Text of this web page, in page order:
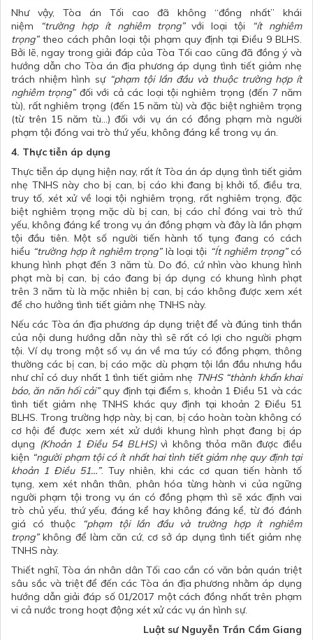
Như vậy, Tòa án Tối cao đã không “đồng nhất” khái
niệm
“trường hợp ít nghiêm trọng”với loại tội
“ít nghiêm
trọng”theo cách phân loại tội phạm quy định tại Điều 9 BLHS.
Bởi lẽ, ngay trong giải đáp của Tòa Tối cao cũng đã đồng ý và
hướng dẫn cho Tòa án địa phương áp dụng tình tiết giảm nhẹ
trách nhiệm hình sự “phạm tội lần đầu và thuộc trường hợp ít
nghiêm trọng” đối với cả các loại tội nghiêm trọng (đến 7 năm
tù), rất nghiêm trọng (đến 15 năm tù) và đặc biệt nghiêm trọng
(từ trên 15 năm tù…) đối với vụ án có đồng phạm mà người
phạm tội đóng vai trò thứ yếu, không đáng kể trong vụ án.
4. Thực tiễn áp dụng
Thực tiễn áp dụng hiện nay, rất ít Tòa án áp dụng tình tiết giảm
nhẹ TNHS này cho bị can, bị cáo khi đang bị khởi tố, điều tra,
truy tố, xét xử về loại tội nghiêm trọng, rất nghiêm trọng, đặc
biệt nghiêm trọng mặc dù bị can, bị cáo chỉ đóng vai trò thứ
yếu, không đáng kể trong vụ án đồng phạm và đây là lần phạm
tội đầu tiên. Một số người tiến hành tố tụng đang có cách
hiểu “trường hợp ít nghiêm trọng”là loại tội “Ít nghiêm trọng”có
khung hình phạt đến 3 năm tù. Do đó, cứ nhìn vào khung hình
phạt mà bị can, bị cáo đang bị áp dụng có khung hình phạt
trên 3 năm tù là mặc nhiên bị can, bị cáo không được xem xét
để cho hưởng tình tiết giảm nhẹ TNHS này.
Nếu các Tòa án địa phương áp dụng triệt để và đúng tinh thần
của nội dung hướng dẫn này thì sẽ rất có lợi cho người phạm
tội. Ví dụ trong một số vụ án về ma túy có đồng phạm, thông
thường các bị can, bị cáo mặc dù phạm tội lần đầu nhưng hầu
như chỉ có duy nhất 1 tình tiết giảm nhẹ TNHS “thành khẩn khai
báo, ăn năn hối cải”quy định tại điểm s, khoản 1 Điều 51 và các
tình tiết giảm nhẹ TNHS khác quy định tại khoản 2 Điều 51
BLHS. Trong trường hợp này, bị can, bị cáo hoàn toàn không có
cơ hội để được xem xét xử dưới khung hình phạt đang bị áp
dụng (Khoản 1 Điều 54 BLHS)vì không thỏa mãn được điều
kiện “người phạm tội có ít nhất hai tình tiết giảm nhẹ quy định tại
khoản 1 Điều 51…”. Tuy nhiên, khi các cơ quan tiến hành tố
tụng, xem xét nhân thân, phân hóa từng hành vi của ngững
người phạm tội trong vụ án có đồng phạm thì sẽ xác định vai
trò chủ yếu, thứ yếu, đáng kể hay không đáng kể, từ đó đánh
giá có thuộc
“phạm tội lần đầu và trường hợp ít nghiêm
trọng”không để làm căn cứ, cơ sở áp dụng tình tiết giảm nhẹ
TNHS này.
Thiết nghĩ, Tòa án nhân dân Tối cao cần có văn bản quán triệt
sâu sắc và triệt để đến các Tòa án địa phương nhằm áp dụng
hướng dẫn giải đáp số 01/2017 một cách đồng nhất trên phạm
vi cả nước trong hoạt động xét xử các vụ án hình sự.
Luật sư Nguyễn Trần Cẩm Giang